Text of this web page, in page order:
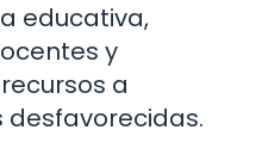
educativa,
y
a